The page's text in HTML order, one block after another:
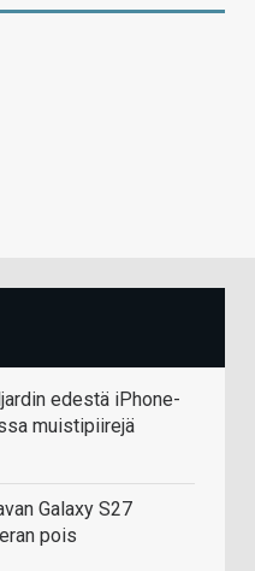
edestä iPhone-
muistipiirejä
Galaxy S27
pois